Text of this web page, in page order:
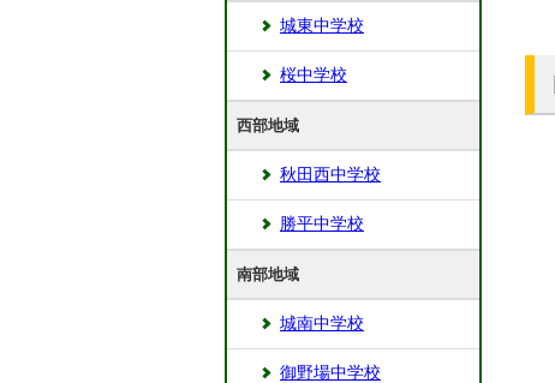
城東中学校
桜中学校
西部地域
秋田西中学校
勝平中学校
南部地域
城南中学校
御野場中学校